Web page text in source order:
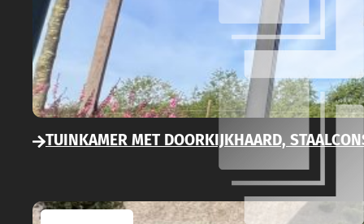
TUINKAMER MET DOORKIJKHAARD,